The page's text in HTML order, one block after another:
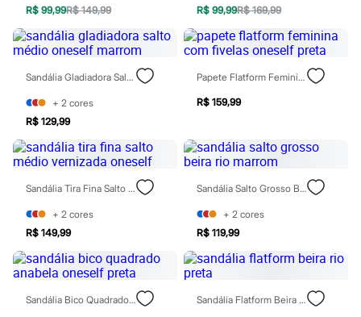
Naruto
Sonic
Stitch
Kits
Perfumes árabes
Novidades
Cabelos
Condicionador
Escovas e Pentes
Finalizadores
Shampoo
Tratamento
Cuidados com o corpo
Hidratante
Protetor solar
Tratamento
Cuidados com o rosto
Esfoliante
Hidratante
R$ 99,99R$ 149,99 R$ 99,99R$ 169,99
Sandália Gladiadora Salto Médio Oneself Marrom
+ 2 cores
R$ 129,99
Papete Flatform Feminina Com Fivelas Oneself Preta
R$ 159,99
Sandália Tira Fina Salto Médio Vernizada Oneself
+ 2 cores
R$ 149,99
Sandália Salto Grosso Beira Rio Marrom
+ 2 cores
R$ 119,99
Sandália Bico Quadrado Anabela Oneself Preta Sandália Flatform Beira Rio Preta